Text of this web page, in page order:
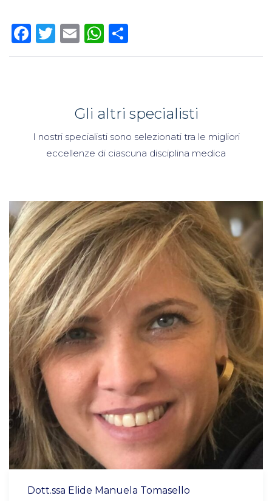
Facebook
Twitter
EmailWhatsApp
Gli altri specialisti
I nostri specialisti sono selezionati tra le migliori
eccellenze di ciascuna disciplina medica
Dott.ssa Elide Manuela Tomasello